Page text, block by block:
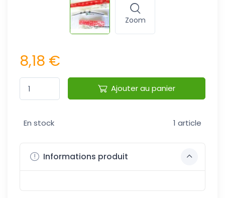
Zoom
8,18 €
Ajouter au panier
En stock 1 article
Informations produit